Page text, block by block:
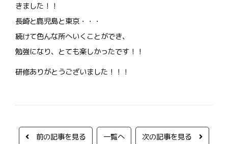
きました！！
長崎と鹿児島と東京・・・
続けて色んな所へいくことができ、
勉強になり、とても楽しかったです！！
研修ありがとうございました！！！
前の記事を見る 一覧へ 次の記事を見る